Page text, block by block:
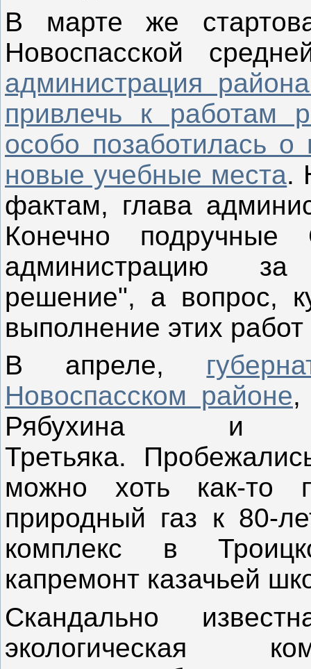
В марте же
Новоспасской
администрация
привлечь к работам
особо позаботилась
новые учебные места.
фактам, глава
Конечно
администрацию за
решение", а вопрос,
выполнение этих
В апреле,
Новоспасском районе,
Рябухина и
Третьяка.
можно хоть как-то
природный газ к 80-
комплекс в
капремонт казачьей
Скандально
экологическая